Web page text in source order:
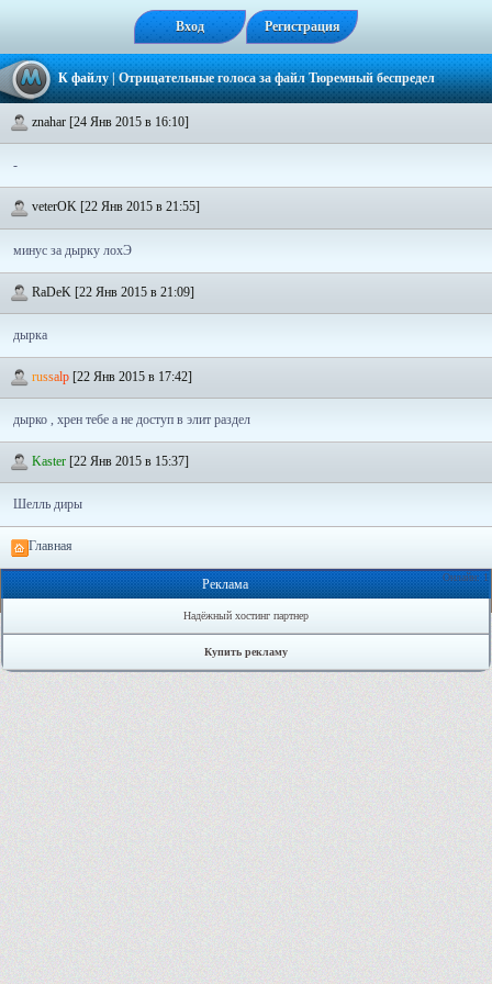
Вход Регистрация
К файлу| Отрицательные голоса за файлТюремный беспредел
znahar [24 Янв 2015 в 16:10]
-
veterOK [22 Янв 2015 в 21:55]
минус за дырку лохЭ
RaDeK [22 Янв 2015 в 21:09]
дырка
russalp [22 Янв 2015 в 17:42]
дырко , хрен тебе а не доступ в элит раздел
Kaster [22 Янв 2015 в 15:37]
Шелль диры
Главная
Онлайн: 1
Реклама
Надёжный хостинг партнер
Купить рекламу